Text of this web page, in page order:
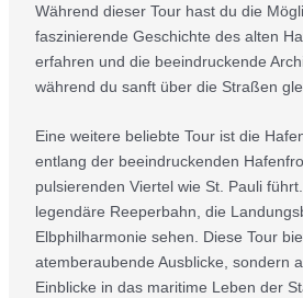
Während dieser Tour hast du die
faszinierende Geschichte des alten
erfahren und die beeindruckende
während du sanft über die Straßen
Eine weitere beliebte Tour ist die
entlang der beeindruckenden
pulsierenden Viertel wie St. Pauli
legendäre Reeperbahn, die
Elbphilharmonie sehen. Diese Tour
atemberaubende Ausblicke, sondern
Einblicke in das maritime Leben der